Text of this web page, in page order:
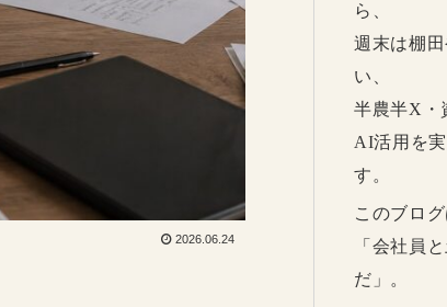
2026.06.24
ら、
週末は棚
い、
半農半X・
AI活用を
す。
このブログ
「会社員
だ」。